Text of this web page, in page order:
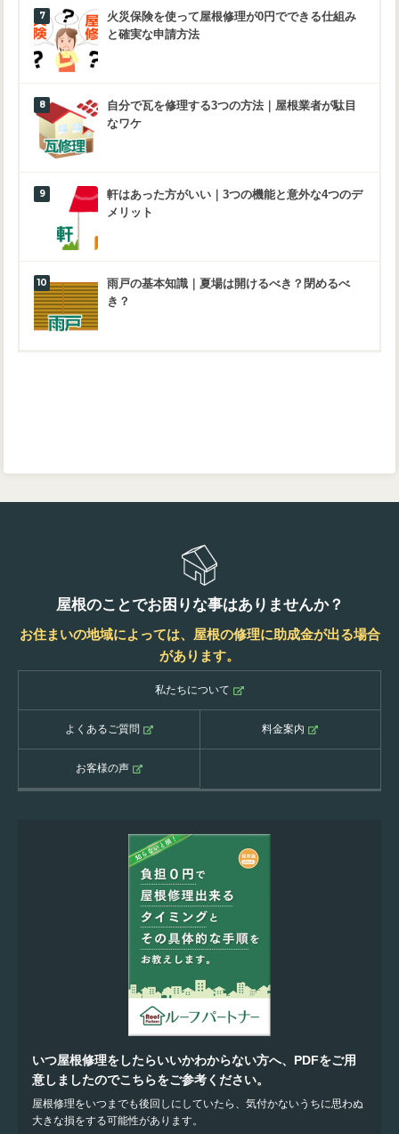
火災保険を使って屋根修理が0円でできる仕組み
と確実な申請方法
自分で瓦を修理する3つの方法｜屋根業者が駄目
なワケ
軒はあった方がいい｜3つの機能と意外な4つのデ
メリット
雨戸の基本知識｜夏場は開けるべき？閉めるべ
き？
屋根のことでお困りな事はありませんか？
お住まいの地域によっては、屋根の修理に助成金が出る場合
があります。
私たちについて
よくあるご質問 料金案内
お客様の声
いつ屋根修理をしたらいいかわからない方へ、PDFをご用
意しましたのでこちらをご参考ください。
屋根修理をいつまでも後回しにしていたら、気付かないうちに思わぬ
大きな損をする可能性があります。